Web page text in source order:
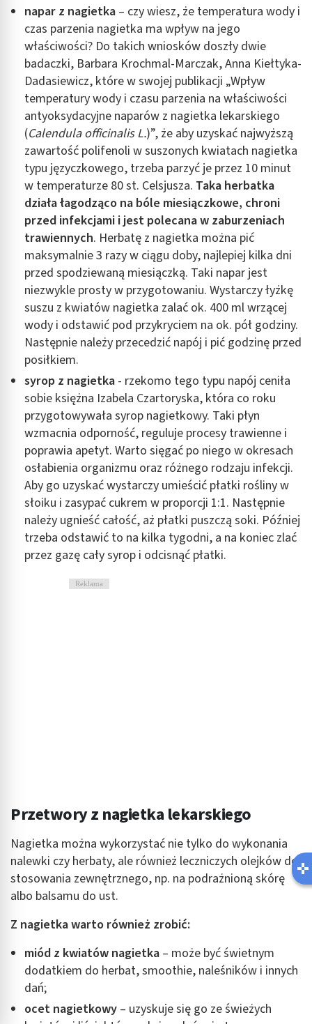
napar z nagietka – czy wiesz, że temperatura wody i
czas parzenia nagietka ma wpływ na jego
właściwości? Do takich wniosków doszły dwie
badaczki, Barbara Krochmal-Marczak, Anna Kiełtyka-
Dadasiewicz, które w swojej publikacji „Wpływ
temperatury wody i czasu parzenia na właściwości
antyoksydacyjne naparów z nagietka lekarskiego
(Calendula officinalis L.)”, że aby uzyskać najwyższą
zawartość polifenoli w suszonych kwiatach nagietka
typu języczkowego, trzeba parzyć je przez 10 minut
w temperaturze 80 st. Celsjusza. Taka herbatka
działa łagodząco na bóle miesiączkowe, chroni
przed infekcjami i jest polecana w zaburzeniach
trawiennych. Herbatę z nagietka można pić
maksymalnie 3 razy w ciągu doby, najlepiej kilka dni
przed spodziewaną miesiączką. Taki napar jest
niezwykle prosty w przygotowaniu. Wystarczy łyżkę
suszu z kwiatów nagietka zalać ok. 400 ml wrzącej
wody i odstawić pod przykryciem na ok. pół godziny.
Następnie należy przecedzić napój i pić godzinę przed
posiłkiem.
syrop z nagietka - rzekomo tego typu napój ceniła
sobie księżna Izabela Czartoryska, która co roku
przygotowywała syrop nagietkowy. Taki płyn
wzmacnia odporność, reguluje procesy trawienne i
poprawia apetyt. Warto sięgać po niego w okresach
osłabienia organizmu oraz różnego rodzaju infekcji.
Aby go uzyskać wystarczy umieścić płatki rośliny w
słoiku i zasypać cukrem w proporcji 1:1. Następnie
należy ugnieść całość, aż płatki puszczą soki. Później
trzeba odstawić to na kilka tygodni, a na koniec zlać
przez gazę cały syrop i odcisnąć płatki.
Reklama
Przetwory z nagietka lekarskiego
Nagietka można wykorzystać nie tylko do wykonania
nalewki czy herbaty, ale również leczniczych olejków do
stosowania zewnętrznego, np. na podrażnioną skórę
albo balsamu do ust.
Z nagietka warto również zrobić:
miód z kwiatów nagietka – może być świetnym
dodatkiem do herbat, smoothie, naleśników i innych
dań;
ocet nagietkowy – uzyskuje się go ze świeżych